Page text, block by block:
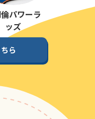
ップ
カップ
ップ
ップ
パワーラ
ッズ
ら